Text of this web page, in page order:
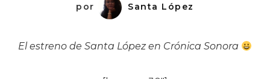
por Santa López
El estreno de Santa López en Crónica Sonora